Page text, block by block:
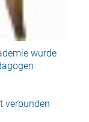
wurde
verbunden